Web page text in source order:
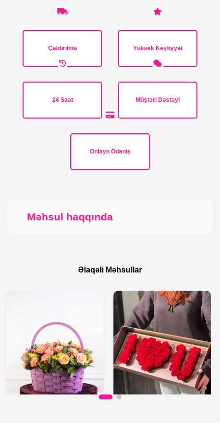
Çatdırılma Yüksək Keyfiyyət
24 Saat Müştəri Dəstəyi
Onlayn Ödəniş
Məhsul haqqında
Əlaqəli Məhsullar